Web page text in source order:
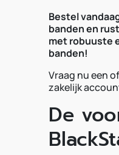
Bestel
banden en
met robuuste
banden!
Vraag nu een
zakelijk
De